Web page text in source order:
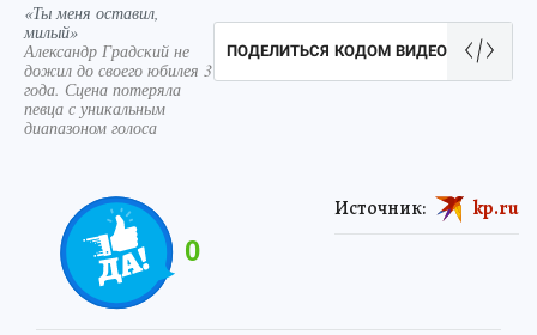
«Ты меня оставил,
милый»
Александр Градский не
дожил до своего юбилея 3
года. Сцена потеряла
певца с уникальным
диапазоном голоса
ПОДЕЛИТЬСЯ КОДОМ ВИДЕО
0
Источник: kp.ru